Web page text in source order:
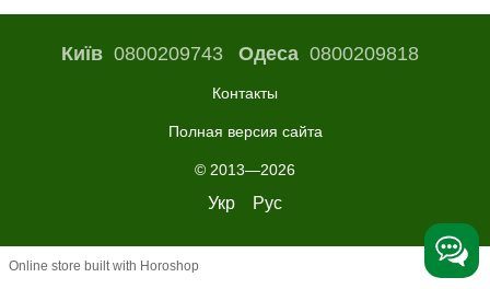
Київ0800209743 Одеса0800209818
Контакты
Полная версия сайта
© 2013—2026
Укр Рус
Online store built with Horoshop